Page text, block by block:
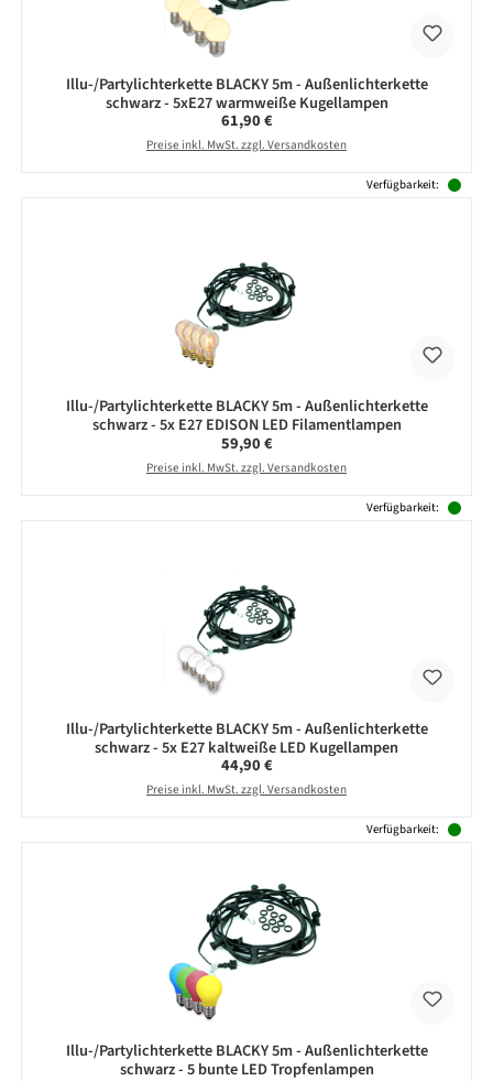
Illu-/Partylichterkette BLACKY 5m - Außenlichterkette
schwarz - 5xE27 warmweiße Kugellampen
Regulärer Preis:
61,90 €
Preise inkl. MwSt. zzgl. Versandkosten
Verfügbarkeit:
Illu-/Partylichterkette BLACKY 5m - Außenlichterkette
schwarz - 5x E27 EDISON LED Filamentlampen
Regulärer Preis:
59,90 €
Preise inkl. MwSt. zzgl. Versandkosten
Verfügbarkeit:
Illu-/Partylichterkette BLACKY 5m - Außenlichterkette
schwarz - 5x E27 kaltweiße LED Kugellampen
Regulärer Preis:
44,90 €
Preise inkl. MwSt. zzgl. Versandkosten
Verfügbarkeit:
Illu-/Partylichterkette BLACKY 5m - Außenlichterkette
schwarz - 5 bunte LED Tropfenlampen